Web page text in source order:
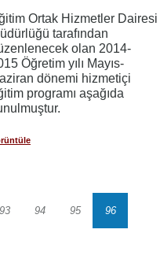
Ortak Hizmetler Dairesi
tarafından
olan 2014-
Öğretim yılı Mayıs-
dönemi hizmetiçi
programı aşağıda
Sayfa
93 Sayfa
94 Sayfa
95 Sayfa
96